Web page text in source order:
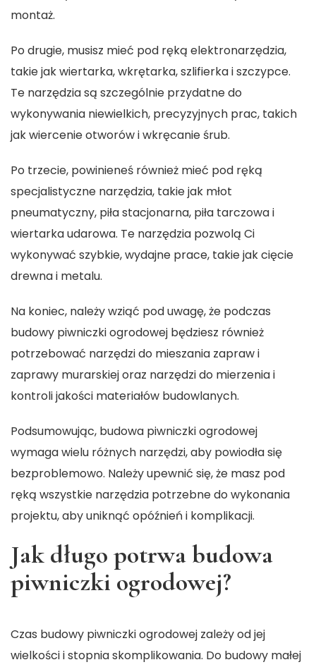
montaż.
Po drugie, musisz mieć pod ręką elektronarzędzia,
takie jak wiertarka, wkrętarka, szlifierka i szczypce.
Te narzędzia są szczególnie przydatne do
wykonywania niewielkich, precyzyjnych prac, takich
jak wiercenie otworów i wkręcanie śrub.
Po trzecie, powinieneś również mieć pod ręką
specjalistyczne narzędzia, takie jak młot
pneumatyczny, piła stacjonarna, piła tarczowa i
wiertarka udarowa. Te narzędzia pozwolą Ci
wykonywać szybkie, wydajne prace, takie jak cięcie
drewna i metalu.
Na koniec, należy wziąć pod uwagę, że podczas
budowy piwniczki ogrodowej będziesz również
potrzebować narzędzi do mieszania zapraw i
zaprawy murarskiej oraz narzędzi do mierzenia i
kontroli jakości materiałów budowlanych.
Podsumowując, budowa piwniczki ogrodowej
wymaga wielu różnych narzędzi, aby powiodła się
bezproblemowo. Należy upewnić się, że masz pod
ręką wszystkie narzędzia potrzebne do wykonania
projektu, aby uniknąć opóźnień i komplikacji.
Jak długo potrwa budowa
piwniczki ogrodowej?
Czas budowy piwniczki ogrodowej zależy od jej
wielkości i stopnia skomplikowania. Do budowy małej